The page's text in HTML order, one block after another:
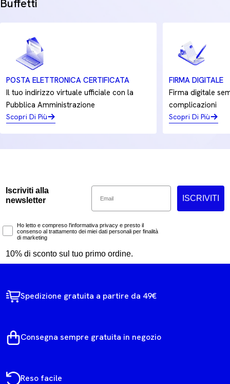
Buffetti
POSTA ELETTRONICA CERTIFICATA
Il tuo indirizzo virtuale ufficiale con la
Pubblica Amministrazione
Scopri Di Più
FIRMA DIGITALE
Firma digitale
complicazioni
Scopri Di Più
Iscriviti alla
newsletter
Email
ISCRIVITI
Marketing Consent
Ho letto e compreso l'informativa privacy e presto il
consenso al trattamento dei miei dati personali per finalità
di marketing
10% di sconto sul tuo primo ordine.
Spedizione gratuita a partire da 49€
Consegna sempre gratuita in negozio
Reso facile